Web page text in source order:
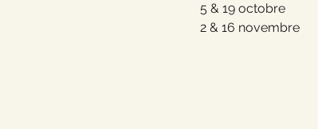
5 & 19 octobre
2 & 16 novembre